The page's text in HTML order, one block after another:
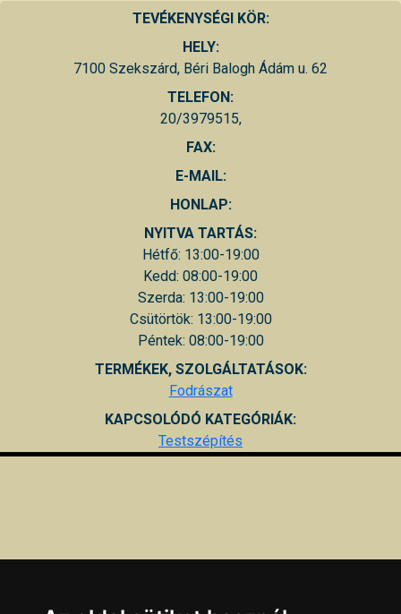
TEVÉKENYSÉGI KÖR:
HELY:
7100 Szekszárd, Béri Balogh Ádám u. 62
TELEFON:
20/3979515,
FAX:
E-MAIL:
HONLAP:
NYITVA TARTÁS:
Hétfő: 13:00-19:00
Kedd: 08:00-19:00
Szerda: 13:00-19:00
Csütörtök: 13:00-19:00
Péntek: 08:00-19:00
TERMÉKEK, SZOLGÁLTATÁSOK:
Fodrászat
KAPCSOLÓDÓ KATEGÓRIÁK:
Testszépítés